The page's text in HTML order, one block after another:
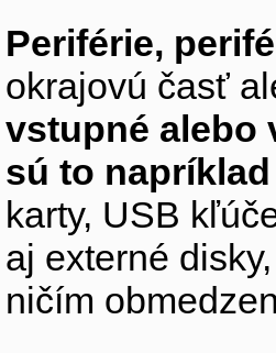
Periférie,
okrajovú časť
vstupné alebo
sú to
karty, USB
aj externé
ničím